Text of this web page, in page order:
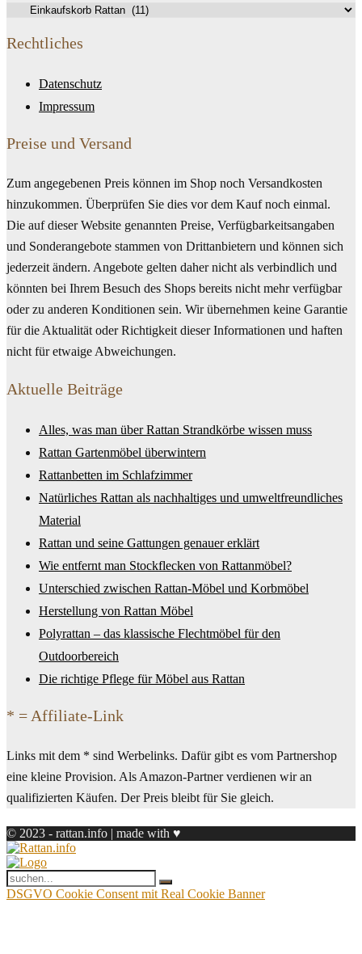
Rechtliches
Datenschutz
Impressum
Preise und Versand
Zum angegebenen Preis können im Shop noch Versandkosten
hinzukommen. Überprüfen Sie dies vor dem Kauf noch einmal.
Die auf dieser Website genannten Preise, Verfügbarkeitsangaben
und Sonderangebote stammen von Drittanbietern und können sich
jederzeit ändern. Angebote gelten daher nicht als verbindlich und
könnten bei Ihrem Besuch des Shops bereits nicht mehr verfügbar
oder zu anderen Konditionen sein. Wir übernehmen keine Garantie
für die Aktualität oder Richtigkeit dieser Informationen und haften
nicht für etwaige Abweichungen.
Aktuelle Beiträge
Alles, was man über Rattan Strandkörbe wissen muss
Rattan Gartenmöbel überwintern
Rattanbetten im Schlafzimmer
Natürliches Rattan als nachhaltiges und umweltfreundliches
Material
Rattan und seine Gattungen genauer erklärt
Wie entfernt man Stockflecken von Rattanmöbel?
Unterschied zwischen Rattan-Möbel und Korbmöbel
Herstellung von Rattan Möbel
Polyrattan – das klassische Flechtmöbel für den
Outdoorbereich
Die richtige Pflege für Möbel aus Rattan
* = Affiliate-Link
Links mit dem * sind Werbelinks. Dafür gibt es vom Partnershop
eine kleine Provision. Als Amazon-Partner verdienen wir an
qualifizierten Käufen. Der Preis bleibt für Sie gleich.
© 2023 - rattan.info | made with ♥
DSGVO Cookie Consent mit Real Cookie Banner